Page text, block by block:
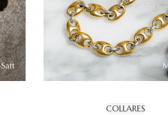
COLLARES